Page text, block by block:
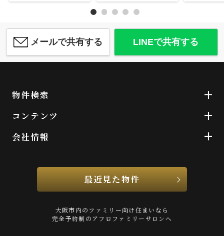
メールで共有する LINEで共有する
物件検索
コンテンツ
会社情報
最近見た物件
大阪市内のファミリー向け住まいなら
完全予約制のアフロファミリーサロンへ